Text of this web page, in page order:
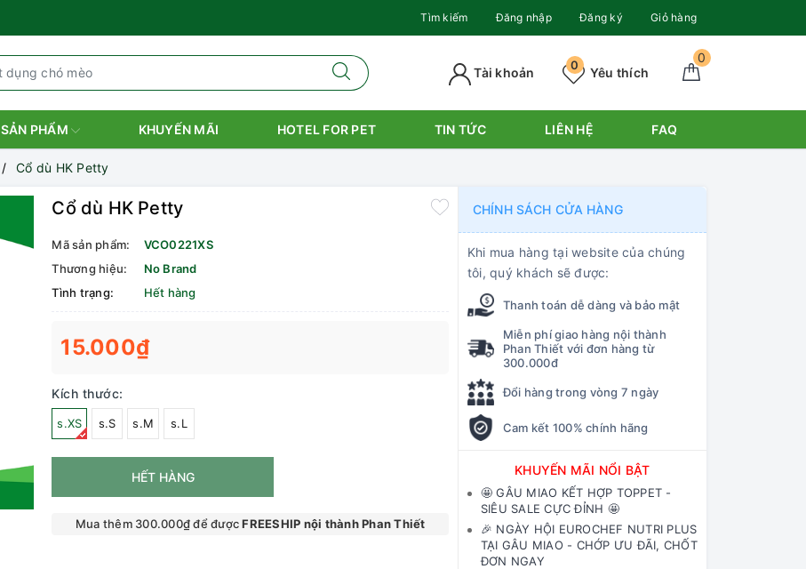
Tìm kiếm Đăng nhập Đăng ký Giỏ hàng
0
Yêu thích
0
Tài khoản
SẢN PHẨM KHUYẾN MÃI HOTEL FOR PET TIN TỨC LIÊN HỆ FAQ
Cổ dù HK Petty
Cổ dù HK Petty
Mã sản phẩm:
VCO0221XS
Thương hiệu:
No Brand
Tình trạng:
Hết hàng
15.000₫
Kích thước:
s.XS s.S s.M s.L
HẾT HÀNG
Mua thêm 300.000₫ để đượcFREESHIP nội thành Phan Thiết
CHÍNH SÁCH CỬA HÀNG
Khi mua hàng tại website của chúng
tôi, quý khách sẽ được:
Thanh toán dễ dàng và bảo mật
Miễn phí giao hàng nội thành
Phan Thiết với đơn hàng từ
300.000đ
Đổi hàng trong vòng 7 ngày
Cam kết 100% chính hãng
KHUYẾN MÃI NỔI BẬT
🤩 GÂU MIAO KẾT HỢP TOPPET -
SIÊU SALE CỰC ĐỈNH 🤩
🎉 NGÀY HỘI EUROCHEF NUTRI PLUS
TẠI GÂU MIAO - CHỚP ƯU ĐÃI, CHỐT
ĐƠN NGAY